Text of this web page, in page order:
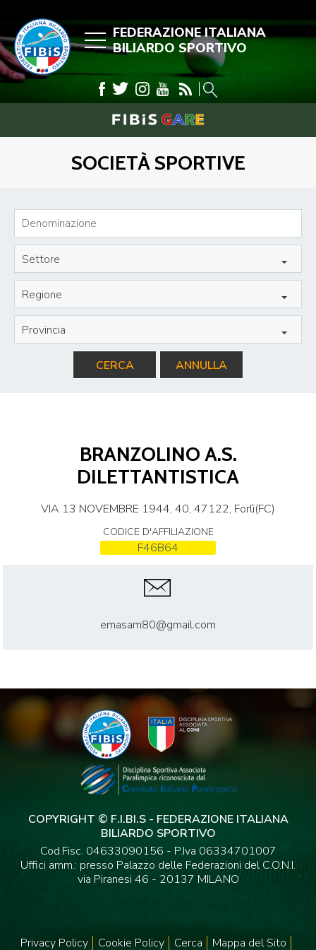
FEDERAZIONE ITALIANA
BILIARDO SPORTIVO
SOCIETÀ SPORTIVE
Settore
Regione
Provincia
CERCA ANNULLA
BRANZOLINO A.S.
DILETTANTISTICA
VIA 13 NOVEMBRE 1944, 40, 47122, Forlì(FC)
CODICE D'AFFILIAZIONE
F46B64
emasam80@gmail.com
COPYRIGHT © F.I.BI.S - FEDERAZIONE ITALIANA
BILIARDO SPORTIVO
Cod.Fisc. 04633090156 - P.Iva 06334701007
Uffici amm.: presso Palazzo delle Federazioni del C.O.N.I.
via Piranesi 46 - 20137 MILANO
Privacy Policy Cookie Policy Cerca
Mappa del Sito